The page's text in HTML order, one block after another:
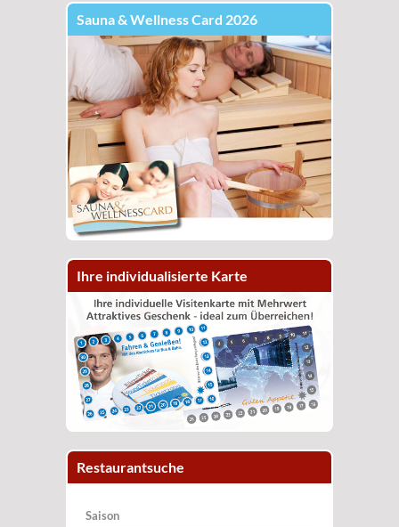
Sauna & Wellness Card 2026
Ihre individualisierte Karte
Restaurantsuche
Saison